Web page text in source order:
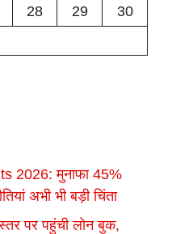
28 29
30
2026: मुनाफा 45%
अभी भी बड़ी चिंता
पर पहुंची लोन बुक,